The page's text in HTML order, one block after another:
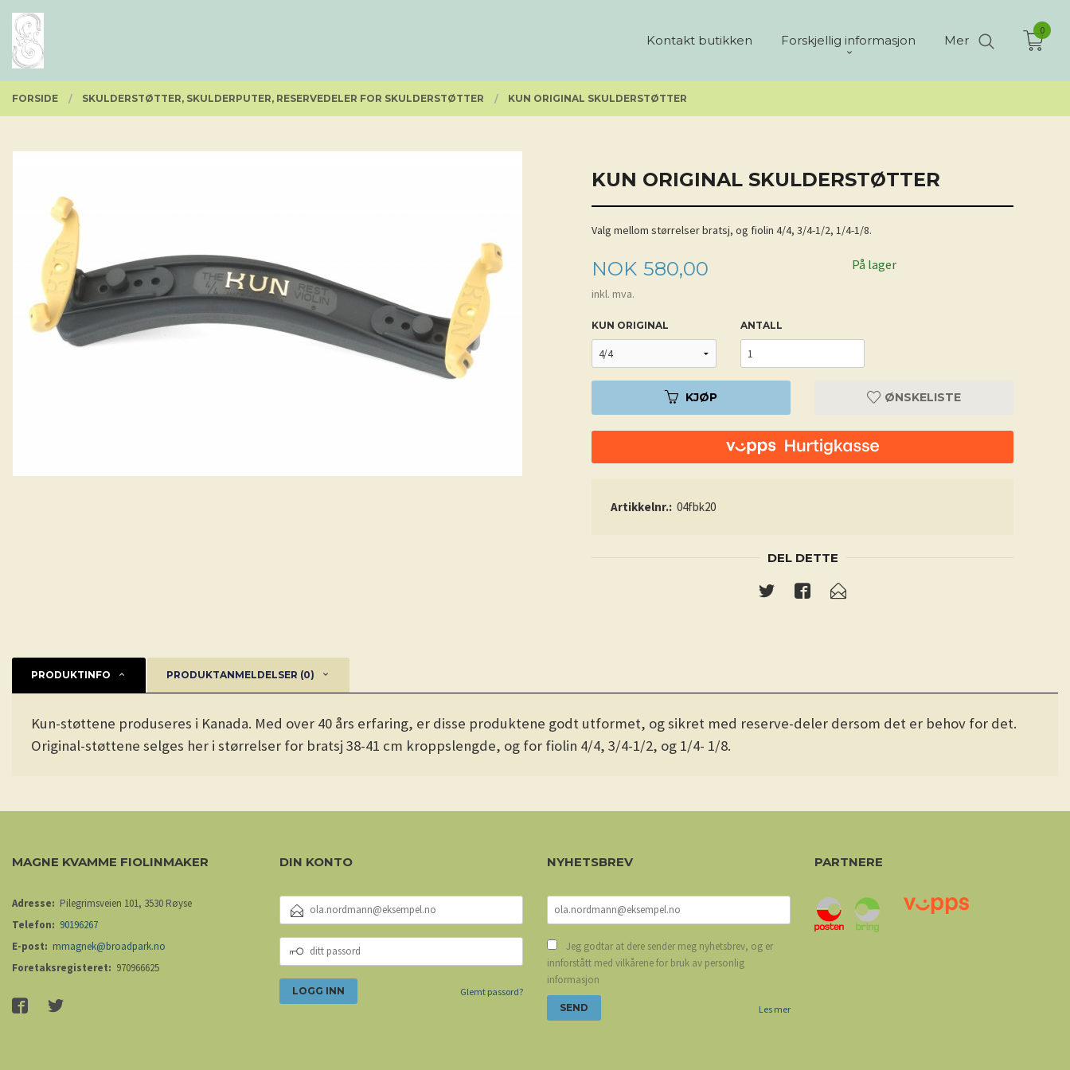
Gå
innholdet
PRODUKTER
Kontakt butikken Forskjellig informasjon Mer
Lukk
0
FORSIDE SKULDERSTØTTER, SKULDERPUTER, RESERVEDELER FOR SKULDERSTØTTER KUN ORIGINAL SKULDERSTØTTER
KUN ORIGINAL SKULDERSTØTTER
Valg mellom størrelser bratsj, og fiolin 4/4, 3/4-1/2, 1/4-1/8.
Pris
NOK 580,00
inkl. mva.
På lager
KUN ORIGINAL ANTALL
KJØP ØNSKELISTE
Artikkelnr.: 04fbk20
DEL DETTE
PRODUKTINFO PRODUKTANMELDELSER (0)
Kun-støttene produseres i Kanada. Med over 40 års erfaring, er disse produktene godt utformet, og sikret med reserve-deler dersom det er behov for det.
Original-støttene selges her i størrelser for bratsj 38-41 cm kroppslengde, og for fiolin 4/4, 3/4-1/2, og 1/4- 1/8.
MAGNE KVAMME FIOLINMAKER
Adresse: Pilegrimsveien 101, 3530 Røyse
Telefon: 90196267
E-post: mmagnek@broadpark.no
Foretaksregisteret: 970966625
DIN KONTO
POSTADRESSE
PASSORD
Glemt passord?
NYHETSBREV
Jeg godtar at dere sender meg nyhetsbrev, og er
innforstått med vilkårene for bruk av personlig
informasjon
Les mer
PARTNERE